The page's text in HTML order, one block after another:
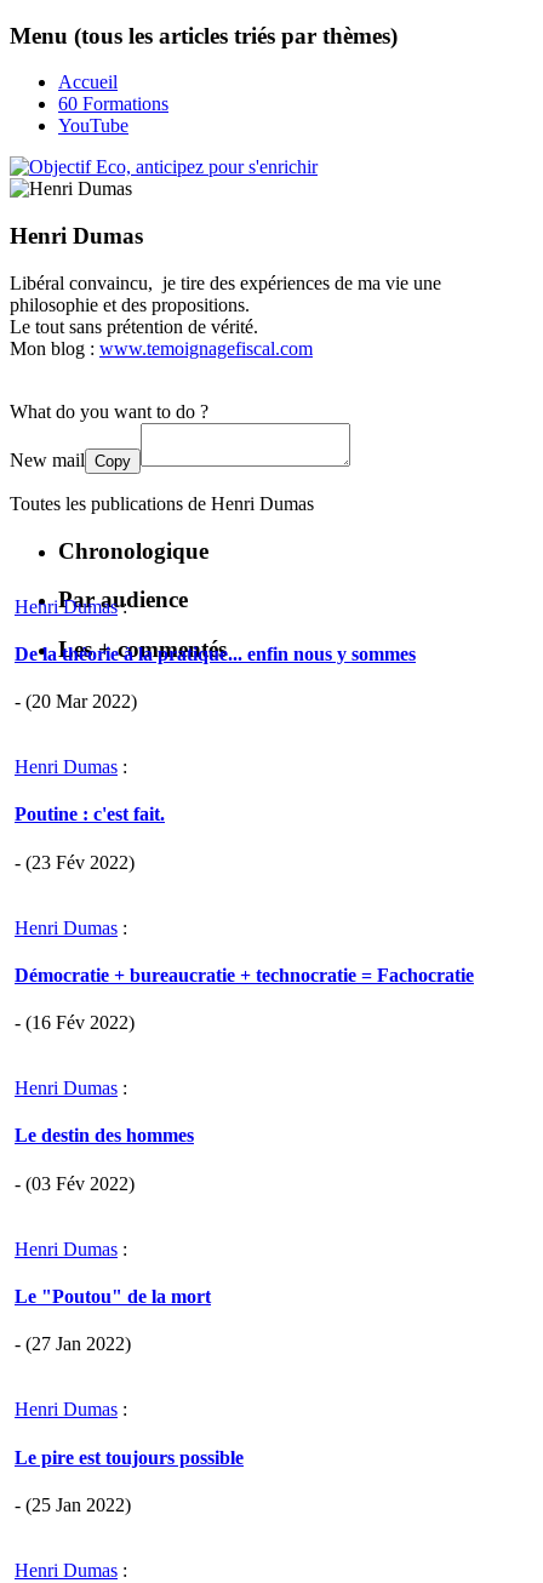
Menu (tous les articles triés par thèmes)
Accueil
60 Formations
YouTube
Henri Dumas
Libéral convaincu, je tire des expériences de ma vie une
philosophie et des propositions.
Le tout sans prétention de vérité.
Mon blog : www.temoignagefiscal.com
What do you want to do ?
New mail Copy
Toutes les publications de Henri Dumas
Chronologique
Par audience
Les + commentés
Henri Dumas:
De la théorie à la pratique... enfin nous y sommes
- (20 Mar 2022)
Henri Dumas :
Poutine : c'est fait.
- (23 Fév 2022)
Henri Dumas :
Démocratie + bureaucratie + technocratie = Fachocratie
- (16 Fév 2022)
Henri Dumas :
Le destin des hommes
- (03 Fév 2022)
Henri Dumas :
Le "Poutou" de la mort
- (27 Jan 2022)
Henri Dumas :
Le pire est toujours possible
- (25 Jan 2022)
Henri Dumas :